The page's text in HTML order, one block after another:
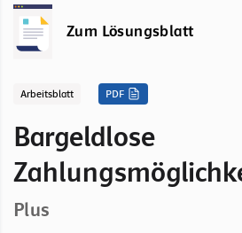
Zum Lösungsblatt
Arbeitsblatt PDF
Bargeldlose
Plus